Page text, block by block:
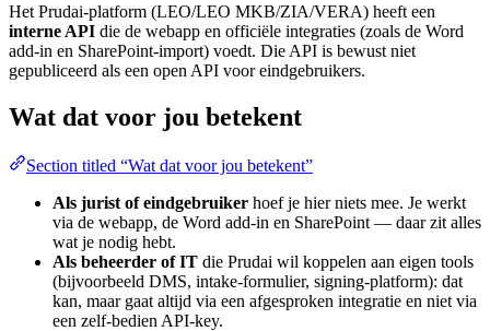
Het Prudai-platform (LEO/LEO MKB/ZIA/VERA) heeft een
interne API die de webapp en officiële integraties (zoals de Word
add-in en SharePoint-import) voedt. Die API is bewust niet
gepubliceerd als een open API voor eindgebruikers.
Wat dat voor jou betekent
Section titled “Wat dat voor jou betekent”
Als jurist of eindgebruiker hoef je hier niets mee. Je werkt
via de webapp, de Word add-in en SharePoint — daar zit alles
wat je nodig hebt.
Als beheerder of IT die Prudai wil koppelen aan eigen tools
(bijvoorbeeld DMS, intake-formulier, signing-platform): dat
kan, maar gaat altijd via een afgesproken integratie en niet via
een zelf-bedien API-key.